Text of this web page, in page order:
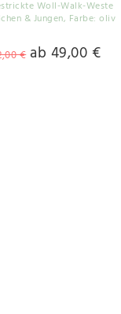
Woll-Walk-Weste
& Jungen, Farbe: oliv
€ ab 49,00 €